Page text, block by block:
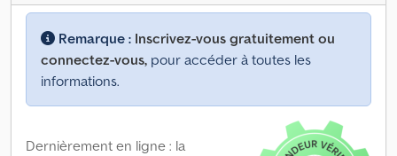
Remarque : Inscrivez-vous gratuitement ou
connectez-vous, pour accéder à toutes les
informations.
Dernièrement en ligne : la